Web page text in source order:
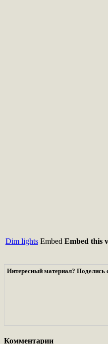
Dim lights Embed Embed this
Интересный материал? Поделись
Комментарии